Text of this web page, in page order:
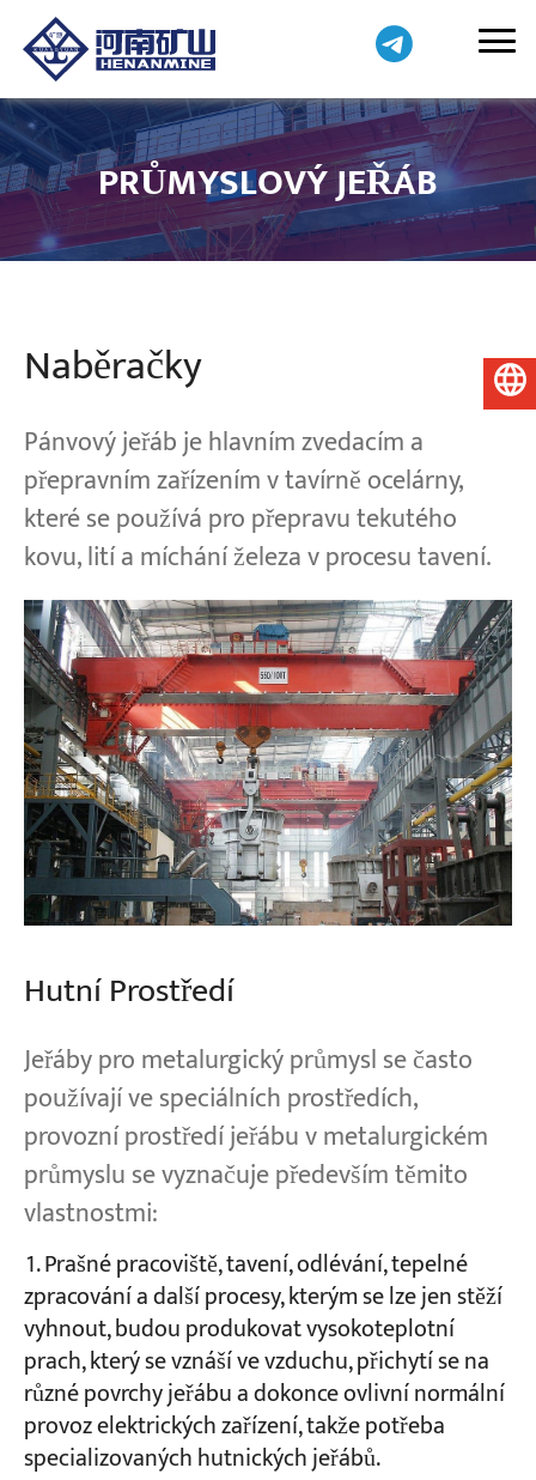
Projekty
Blogy
Zprávy
Aplikace
Kontaktujte nás
PRŮMYSLOVÝ JEŘÁB
Naběračky
Pánvový jeřáb je hlavním zvedacím a
přepravním zařízením v tavírně ocelárny,
které se používá pro přepravu tekutého
kovu, lití a míchání železa v procesu tavení.
Hutní Prostředí
Jeřáby pro metalurgický průmysl se často
používají ve speciálních prostředích,
provozní prostředí jeřábu v metalurgickém
průmyslu se vyznačuje především těmito
vlastnostmi:
Prašné pracoviště, tavení, odlévání, tepelné
zpracování a další procesy, kterým se lze jen stěží
vyhnout, budou produkovat vysokoteplotní
prach, který se vznáší ve vzduchu, přichytí se na
různé povrchy jeřábu a dokonce ovlivní normální
provoz elektrických zařízení, takže potřeba
specializovaných hutnických jeřábů.
Čeština